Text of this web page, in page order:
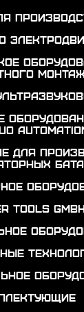
для
Tools